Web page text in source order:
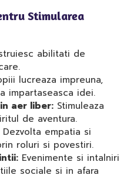
Stimularea
abilitati de
lucreaza impreuna,
impartaseasca idei.
aer liber: Stimuleaza
de aventura.
Dezvolta empatia si
roluri si povestiri.
Evenimente si intalniri
sociale si in afara